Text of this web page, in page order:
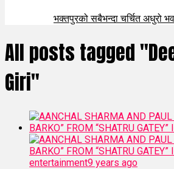
भक्तपुरको सबैभन्दा चर्चित अधुरो
All posts tagged
Giri"
entertainment9 years ago